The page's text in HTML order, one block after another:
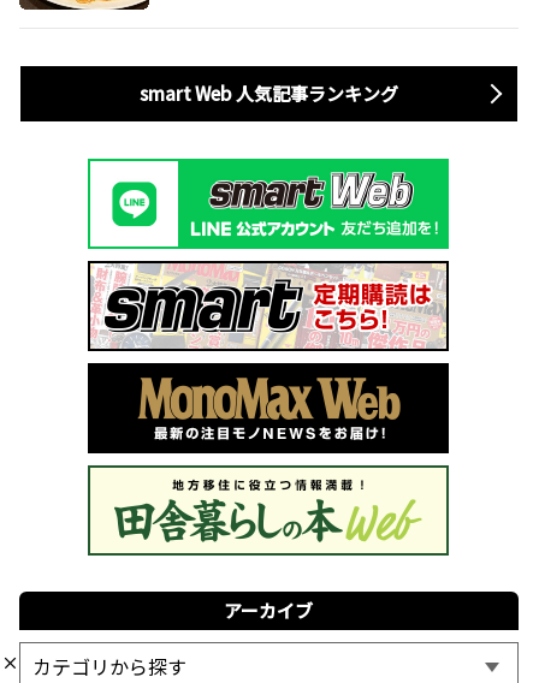
smart Web 人気記事ランキング
アーカイブ